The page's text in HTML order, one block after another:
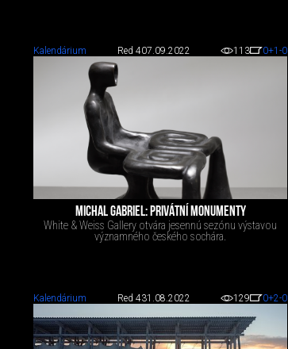
Kalendárium Red 407.09.2022 113 0+1 -0
MICHAL GABRIEL: PRIVÁTNÍ MONUMENTY
White & Weiss Gallery otvára jesennú sezónu výstavou
významného českého sochára.
Kalendárium Red 431.08.2022 129 0+2-0